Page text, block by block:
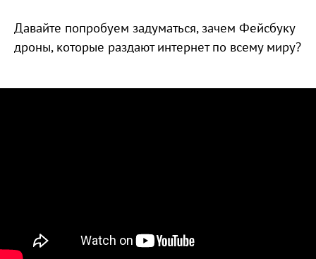
Давайте попробуем задуматься, зачем Фейсбуку
дроны, которые раздают интернет по всему миру?